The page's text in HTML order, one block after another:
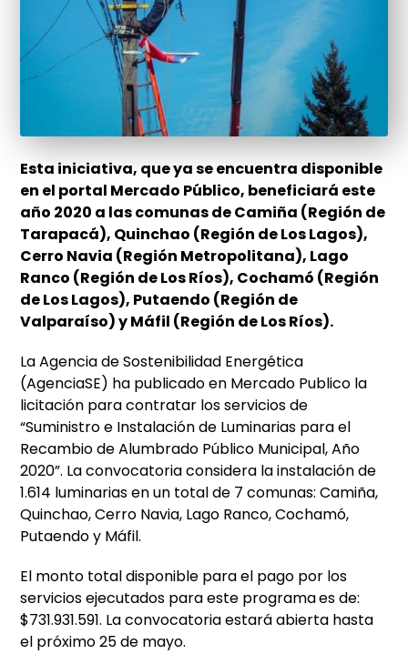
Esta iniciativa, que ya se encuentra disponible
en el portal Mercado Público, beneficiará este
año 2020 a las comunas de Camiña (Región de
Tarapacá), Quinchao (Región de Los Lagos),
Cerro Navia (Región Metropolitana), Lago
Ranco (Región de Los Ríos), Cochamó (Región
de Los Lagos), Putaendo (Región de
Valparaíso) y Máfil (Región de Los Ríos).
La Agencia de Sostenibilidad Energética
(AgenciaSE) ha publicado en Mercado Publico la
licitación para contratar los servicios de
“Suministro e Instalación de Luminarias para el
Recambio de Alumbrado Público Municipal, Año
2020”. La convocatoria considera la instalación de
1.614 luminarias en un total de 7 comunas: Camiña,
Quinchao, Cerro Navia, Lago Ranco, Cochamó,
Putaendo y Máfil.
El monto total disponible para el pago por los
servicios ejecutados para este programaes de:
$731.931.591. La convocatoria estará abierta hasta
el próximo 25 de mayo.